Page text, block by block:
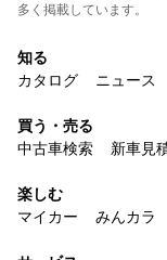
多く掲載しています。
知る
カタログ
ニュース
買う・売る
中古車検索
新車見
楽しむ
マイカー
みんカラ